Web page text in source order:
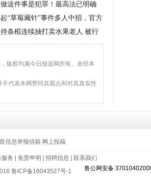
这件事是犯罪！最高法已明确
“草莓藏针”事件多人中招，官方
再吃
条棍连续抽打卖水果老人 被行
版权均属今日报道网所有。未经本
代表本网赞同其观点和对其真实性
信息举报信箱 网上投稿
服务 免责申明 招聘信息
联系我们
鲁ICP备16043527号-1 鲁公网安备